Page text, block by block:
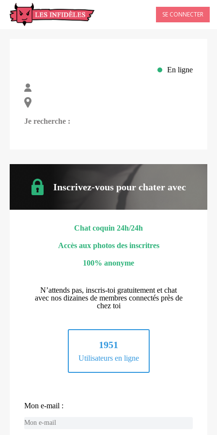
SE CONNECTER
En ligne
Je recherche :
Inscrivez-vous pour chater avec
Chat coquin 24h/24h
Accès aux photos des inscritres
100% anonyme
N’attends pas, inscris-toi gratuitement et chat
avec nos dizaines de membres connectés près de
chez toi
1951
Utilisateurs en ligne
Mon e-mail :